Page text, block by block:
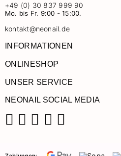
+49 (0) 30 837 999 90
Mo. bis Fr. 9:00 - 15:00.
kontakt@neonail.de
INFORMATIONEN
ONLINESHOP
UNSER SERVICE
NEONAIL SOCIAL MEDIA